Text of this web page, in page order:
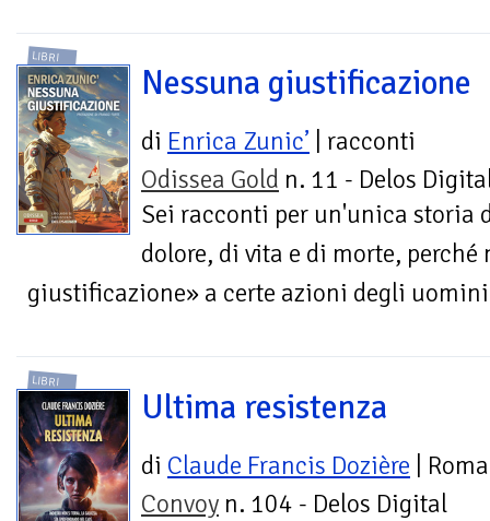
LIBRI
Nessuna giustificazione
di Enrica Zunic’ | racconti
Odissea Gold n. 11 - Delos
Sei racconti per un'unica storia
dolore, di vita e di morte, perché
giustificazione» a certe azioni degli
LIBRI
Ultima resistenza
di Claude Francis Dozière |
Convoy n. 104 - Delos Digital